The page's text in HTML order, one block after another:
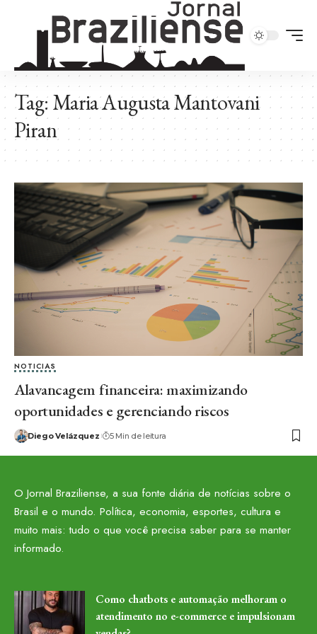
Tag:Maria Augusta Mantovani
Piran
NOTICIAS
Alavancagem financeira: maximizando
oportunidades e gerenciando riscos
Diego Velázquez 5 Min de leitura
O Jornal Braziliense, a sua fonte diária de notícias sobre o
Brasil e o mundo. Política, economia, esportes, cultura e
muito mais: tudo o que você precisa saber para se manter
informado.
Como chatbots e automação melhoram o
atendimento no e-commerce e impulsionam